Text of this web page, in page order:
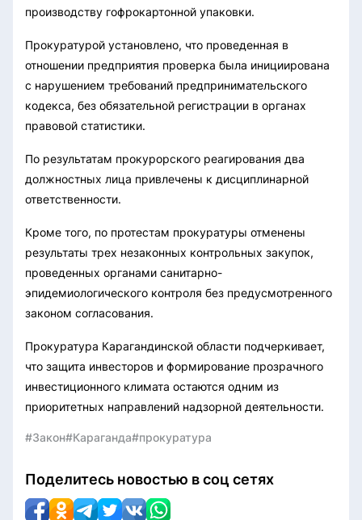
производству гофрокартонной упаковки.
Прокуратурой установлено, что проведенная в
отношении предприятия проверка была инициирована
с нарушением требований предпринимательского
кодекса, без обязательной регистрации в органах
правовой статистики.
По результатам прокурорского реагирования два
должностных лица привлечены к дисциплинарной
ответственности.
Кроме того, по протестам прокуратуры отменены
результаты трех незаконных контрольных закупок,
проведенных органами санитарно-
эпидемиологического контроля без предусмотренного
законом согласования.
Прокуратура Карагандинской области подчеркивает,
что защита инвесторов и формирование прозрачного
инвестиционного климата остаются одним из
приоритетных направлений надзорной деятельности.
#Закон#Караганда#прокуратура
Поделитесь новостью в соц сетях